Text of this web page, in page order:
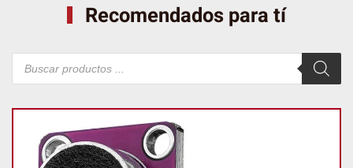
Recomendados para tí
Búsqueda
de
productos